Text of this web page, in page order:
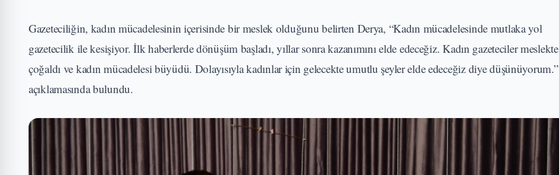
Gazeteciliğin, kadın mücadelesinin içerisinde bir meslek olduğunu belirten Derya, “Kadın mücadelesinde mutlaka yol
gazetecilik ile kesişiyor. İlk haberlerde dönüşüm başladı, yıllar sonra kazanımını elde edeceğiz. Kadın gazeteciler meslekte
çoğaldı ve kadın mücadelesi büyüdü. Dolayısıyla kadınlar için gelecekte umutlu şeyler elde edeceğiz diye düşünüyorum.”
açıklamasında bulundu.